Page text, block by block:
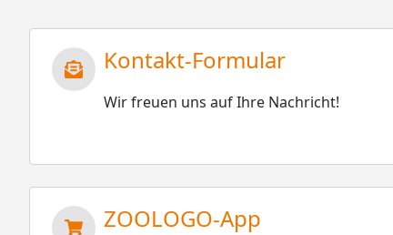
Kontakt-Formular
Wir freuen uns auf Ihre Nachricht!
ZOOLOGO-App